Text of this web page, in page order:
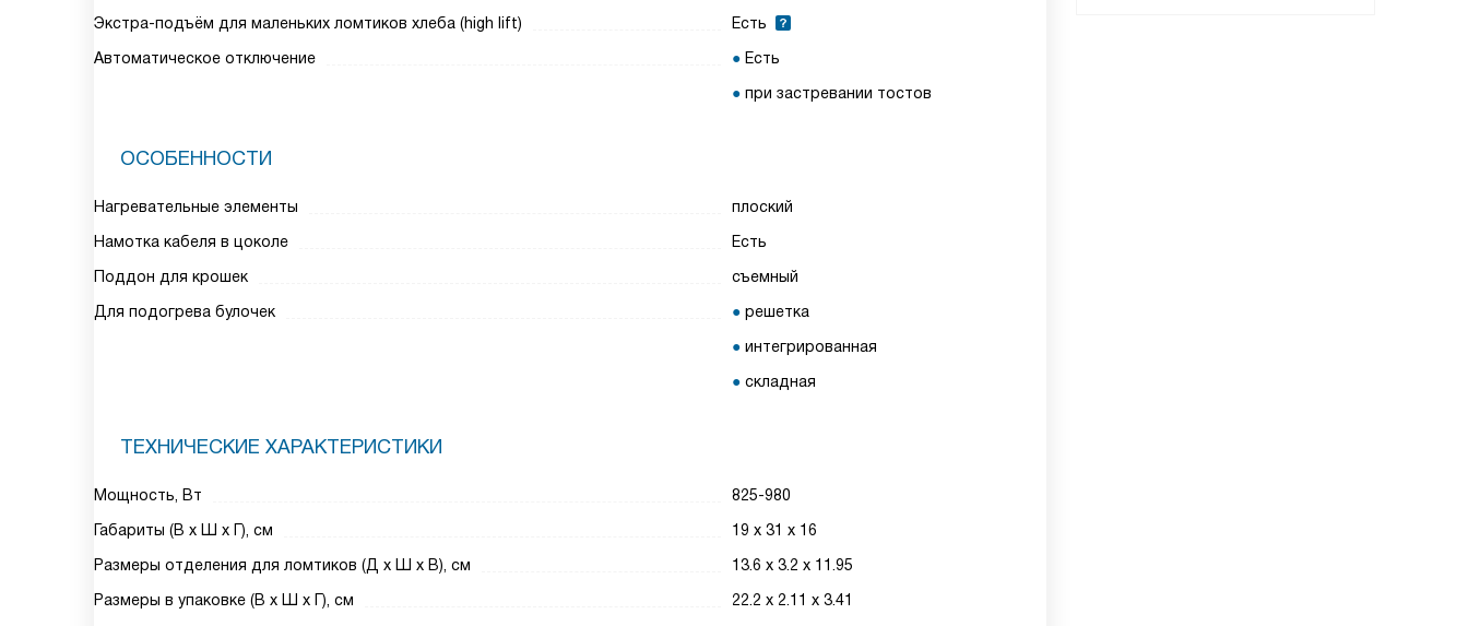
Экстра-подъём для маленьких ломтиков хлеба (high lift)
Есть
Автоматическое отключение
Есть
при застревании тостов
ОСОБЕННОСТИ
Нагревательные элементы
плоский
Намотка кабеля в цоколе
Есть
Поддон для крошек
съемный
Для подогрева булочек
решетка
интегрированная
складная
ТЕХНИЧЕСКИЕ ХАРАКТЕРИСТИКИ
Мощность, Вт
825-980
Габариты (В х Ш х Г), см
19 х 31 х 16
Размеры отделения для ломтиков (Д х Ш х В), см
13.6 х 3.2 х 11.95
Размеры в упаковке (В х Ш х Г), см
22.2 х 2.11 х 3.41